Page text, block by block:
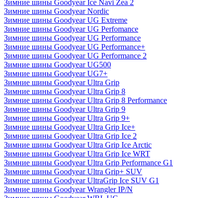
Зимние шины Goodyear Ice Navi Zea 2
Зимние шины Goodyear Nordic
Зимние шины Goodyear UG Extreme
Зимние шины Goodyear UG Perfomance
Зимние шины Goodyear UG Performance
Зимние шины Goodyear UG Performance+
Зимние шины Goodyear UG Performance 2
Зимние шины Goodyear UG500
Зимние шины Goodyear UG7+
Зимние шины Goodyear Ultra Grip
Зимние шины Goodyear Ultra Grip 8
Зимние шины Goodyear Ultra Grip 8 Performance
Зимние шины Goodyear Ultra Grip 9
Зимние шины Goodyear Ultra Grip 9+
Зимние шины Goodyear Ultra Grip Ice+
Зимние шины Goodyear Ultra Grip Ice 2
Зимние шины Goodyear Ultra Grip Ice Arctic
Зимние шины Goodyear Ultra Grip Ice WRT
Зимние шины Goodyear Ultra Grip Performance G1
Зимние шины Goodyear Ultra Grip+ SUV
Зимние шины Goodyear UltraGrip Ice SUV G1
Зимние шины Goodyear Wrangler IP/N